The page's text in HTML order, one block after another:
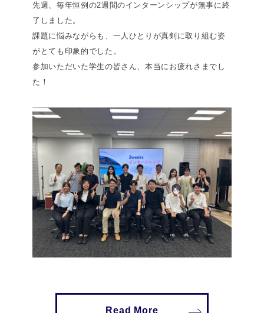
先週、毎年恒例の2週間のインターンシップが無事に終
了しました。
課題に悩みながらも、一人ひとりが真剣に取り組む姿
がとても印象的でした。
参加いただいた学生の皆さん、本当にお疲れさまでし
た！
Read More